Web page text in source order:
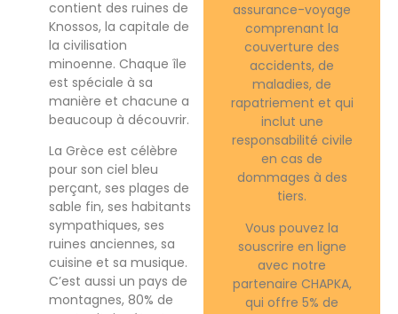
contient des ruines de
Knossos, la capitale de
la civilisation
minoenne. Chaque île
est spéciale à sa
manière et chacune a
beaucoup à découvrir.
La Grèce est célèbre
pour son ciel bleu
perçant, ses plages de
sable fin, ses habitants
sympathiques, ses
ruines anciennes, sa
cuisine et sa musique.
C’est aussi un pays de
montagnes, 80% de
assurance-voyage
comprenant la
couverture des
accidents, de
maladies, de
rapatriement et qui
inclut une
responsabilité civile
en cas de
dommages à des
tiers.
Vous pouvez la
souscrire en ligne
avec notre
partenaire CHAPKA,
qui offre 5% de